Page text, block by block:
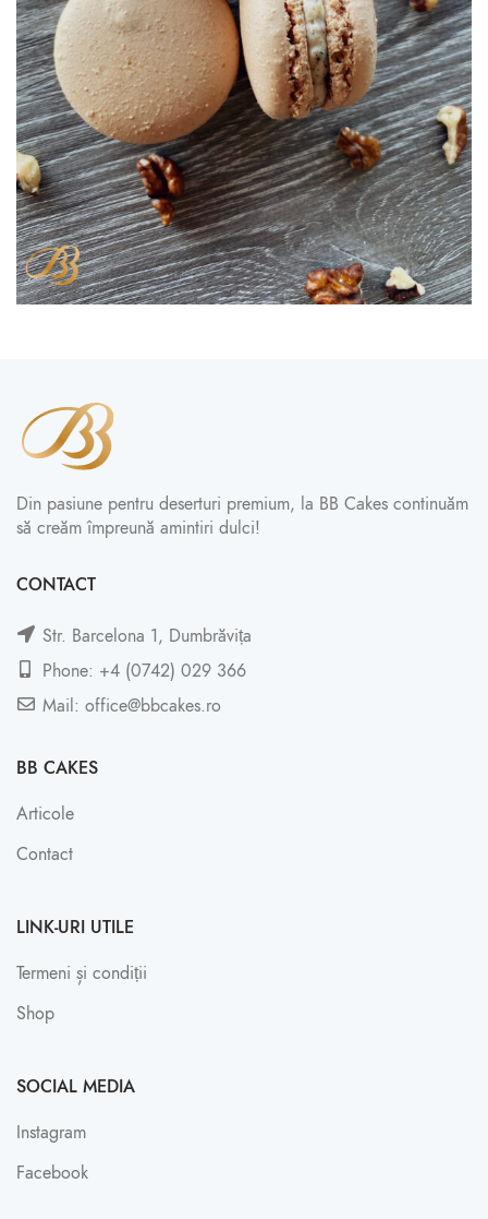
Din pasiune pentru deserturi premium, la BB Cakes continuăm
să creăm împreună amintiri dulci!
CONTACT
Str. Barcelona 1, Dumbrăvița
Phone: +4 (0742) 029 366
Mail: office@bbcakes.ro
BB CAKES
Articole
Contact
LINK-URI UTILE
Termeni și condiții
Shop
SOCIAL MEDIA
Instagram
Facebook